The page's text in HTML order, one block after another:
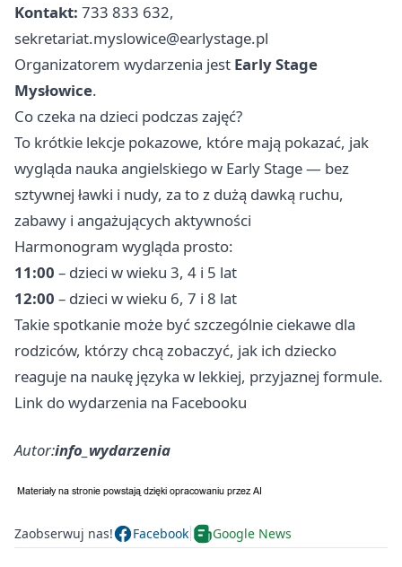
Kontakt: 733 833 632,
sekretariat.myslowice@earlystage.pl
Organizatorem wydarzenia jest Early Stage
Mysłowice.
Co czeka na dzieci podczas zajęć?
To krótkie lekcje pokazowe, które mają pokazać, jak
wygląda nauka angielskiego w Early Stage — bez
sztywnej ławki i nudy, za to z dużą dawką ruchu,
zabawy i angażujących aktywności
Harmonogram wygląda prosto:
11:00 – dzieci w wieku 3, 4 i 5 lat
12:00 – dzieci w wieku 6, 7 i 8 lat
Takie spotkanie może być szczególnie ciekawe dla
rodziców, którzy chcą zobaczyć, jak ich dziecko
reaguje na naukę języka w lekkiej, przyjaznej formule.
Link do wydarzenia na Facebooku
Autor:info_wydarzenia
Zaobserwuj nas! Facebook Google News